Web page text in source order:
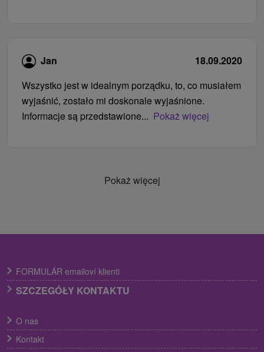
Jan
18.09.2020
Wszystko jest w idealnym porządku, to, co musiałem
wyjaśnić, zostało mi doskonale wyjaśnione.
Informacje są przedstawione... Pokaż więcej
Pokaż więcej
FORMULÁR emailoví klienti
SZCZEGÓŁY KONTAKTU
O nas
Kontakt